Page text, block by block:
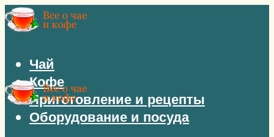
Чай
Кофе
Приготовление и рецепты
Оборудование и посуда